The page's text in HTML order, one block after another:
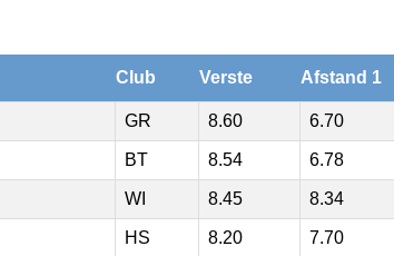
Club Verste Afstand 1
GR 8.60 6.70
BT 8.54 6.78
WI 8.45 8.34
HS 8.20 7.70